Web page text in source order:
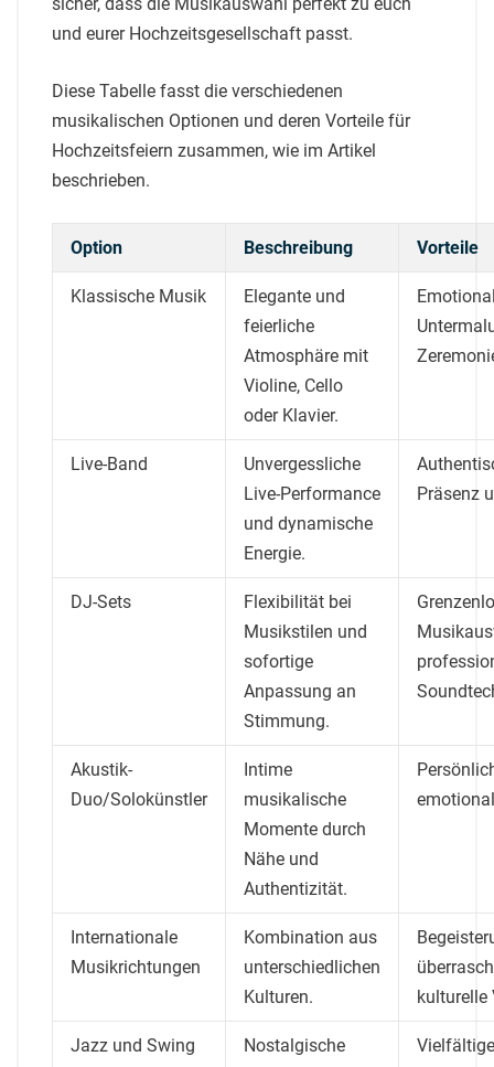
und eurer Hochzeitsgesellschaft passt.
Diese Tabelle fasst die verschiedenen
musikalischen Optionen und deren Vorteile für
Hochzeitsfeiern zusammen, wie im Artikel
beschrieben.
Option Beschreibung Vorteile
Klassische Musik
Elegante und
feierliche
Atmosphäre mit
Violine, Cello
oder Klavier.
Live-Band
Unvergessliche
Live-Performance
und dynamische
Energie.
Präsenz
DJ-Sets
Flexibilität bei
Musikstilen und
sofortige
Anpassung an
Stimmung.
Akustik-
Duo/Solokünstler
Intime
musikalische
Momente durch
Nähe und
Authentizität.
Internationale
Musikrichtungen
Kombination aus
unterschiedlichen
Kulturen.
kulturelle
Jazz und Swing
Nostalgische